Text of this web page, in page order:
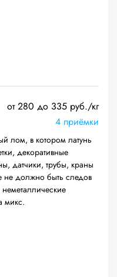
от 280 до 335 руб./кг
4 приёмки
лом, в котором латунь
декоративные
датчики, трубы, краны
не должно быть следов
микс.